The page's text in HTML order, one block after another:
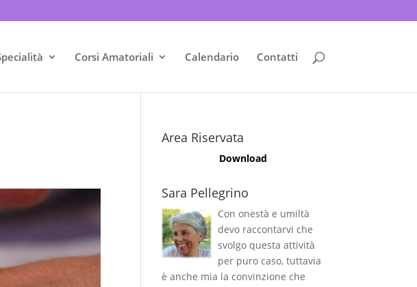
Corsi Amatoriali Calendario Contatti
Area Riservata
Download
Sara Pellegrino
Con onestà e umiltà
devo raccontarvi che
svolgo questa attività
per puro caso, tuttavia
è anche mia la convinzione che